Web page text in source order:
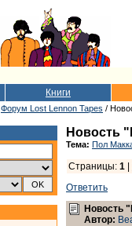
Книги
Форум Lost Lennon Tapes /
Новость
Тема: Пол
Страницы: 1
Ответить
Новость
Автор: